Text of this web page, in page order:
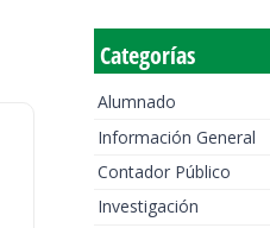
Categorías
Alumnado
Información General
Contador Público
Investigación